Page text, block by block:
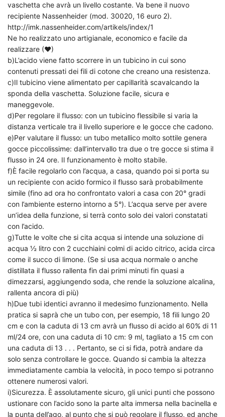
vaschetta che avrà un livello costante. Va bene il nuovo
recipiente Nassenheider (mod. 30020, 16 euro 2).
http://imk.nassenheider.com/artikels/index/1
Ne ho realizzato uno artigianale, economico e facile da
realizzare (♥)
b)L’acido viene fatto scorrere in un tubicino in cui sono
contenuti pressati dei fili di cotone che creano una resistenza.
c)Il tubicino viene alimentato per capillarità scavalcando la
sponda della vaschetta. Soluzione facile, sicura e
maneggevole.
d)Per regolare il flusso: con un tubicino flessibile si varia la
distanza verticale tra il livello superiore e le gocce che cadono.
e)Per valutare il flusso: un tubo metallico molto sottile genera
gocce piccolissime: dall’intervallo tra due o tre gocce si stima il
flusso in 24 ore. Il funzionamento è molto stabile.
f)È facile regolarlo con l’acqua, a casa, quando poi si porta su
un recipiente con acido formico il flusso sarà probabilmente
simile (fino ad ora ho confrontato valori a casa con 20° gradi
con l’ambiente esterno intorno a 5°). L’acqua serve per avere
un’idea della funzione, si terrà conto solo dei valori constatati
con l’acido.
g)Tutte le volte che si cita acqua si intende una soluzione di
acqua ½ litro con 2 cucchiaini colmi di acido citrico, acida circa
come il succo di limone. (Se si usa acqua normale o anche
distillata il flusso rallenta fin dai primi minuti fin quasi a
dimezzarsi, aggiungendo soda, che rende la soluzione alcalina,
rallenta ancora di più)
h)Due tubi identici avranno il medesimo funzionamento. Nella
pratica si saprà che un tubo con, per esempio, 18 fili lungo 20
cm e con la caduta di 13 cm avrà un flusso di acido al 60% di 11
ml/24 ore, con una caduta di 10 cm: 9 ml, tagliato a 15 cm con
una caduta di 13 . . . Pertanto, se ci si fida, potrà andare da
solo senza controllare le gocce. Quando si cambia la altezza
immediatamente cambia la velocità, in poco tempo si potranno
ottenere numerosi valori.
i)Sicurezza. È assolutamente sicuro, gli unici punti che possono
ustionare con l’acido sono la parte alta immersa nella bacinella e
la punta dell’ago, al punto che si può regolare il flusso, ed anche